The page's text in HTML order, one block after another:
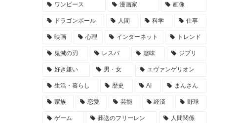
ワンピース 漫画家 画像
ドラゴンボール 人間 科学 仕事
映画 心理 インターネット トレンド
鬼滅の刃 レスバ 趣味 ジブリ
好き嫌い 男・女 エヴァンゲリオン
生活・暮らし 歴史 AI まんさん
家族 恋愛 芸能 経済 野球
ゲーム 葬送のフリーレン 人間関係